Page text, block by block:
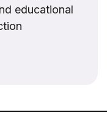
educational